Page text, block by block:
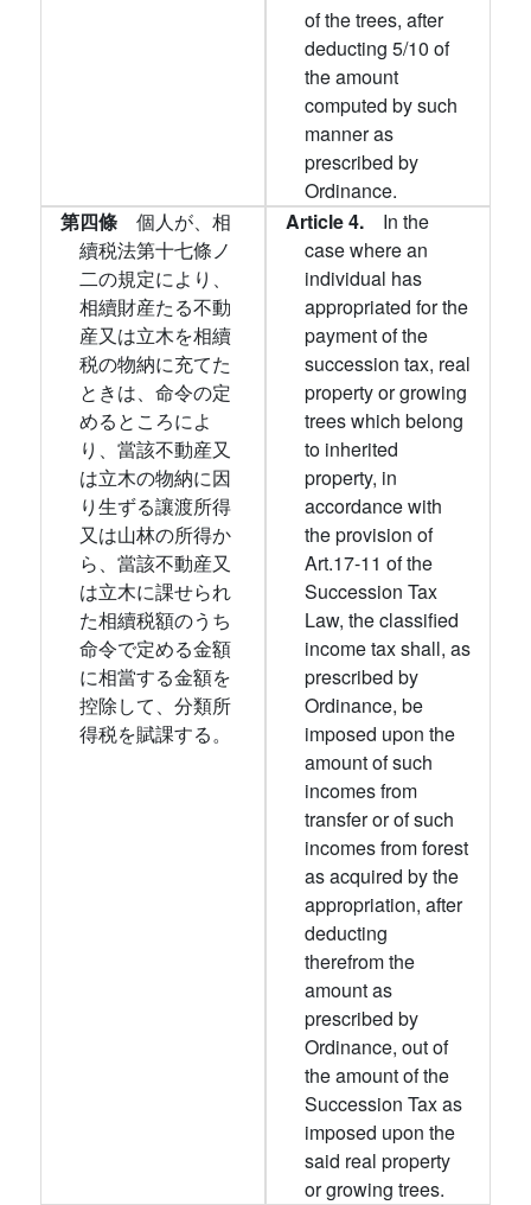
of the trees, after
deducting 5/10 of
the amount
computed by such
manner as
prescribed by
Ordinance.
第四條 個人が、相
續税法第十七條ノ
二の規定により、
相續財産たる不動
産又は立木を相續
税の物納に充てた
ときは、命令の定
めるところによ
り、當該不動産又
は立木の物納に因
り生ずる讓渡所得
又は山林の所得か
ら、當該不動産又
は立木に課せられ
た相續税額のうち
命令で定める金額
に相當する金額を
控除して、分類所
得税を賦課する。
Article 4. In the
case where an
individual has
appropriated for the
payment of the
succession tax, real
property or growing
trees which belong
to inherited
property, in
accordance with
the provision of
Art.17-11 of the
Succession Tax
Law, the classified
income tax shall, as
prescribed by
Ordinance, be
imposed upon the
amount of such
incomes from
transfer or of such
incomes from forest
as acquired by the
appropriation, after
deducting
therefrom the
amount as
prescribed by
Ordinance, out of
the amount of the
Succession Tax as
imposed upon the
said real property
or growing trees.